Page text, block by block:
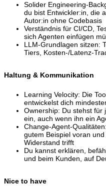
Solider Engineering-
du bist Entwickler:in, die
Autor:in ohne Codebasis
Verständnis für CI/CD,
sich Agenten einfügen
LLM-Grundlagen sitzen:
Tiers, Kosten-/Latenz-
Haltung & Kommunikation
Learning Velocity: Die
entwickelst dich
Ownership: Du stehst für
ein, auch wenn ihn ein
Change-Agent-
gutem Beispiel voran
Widerstand trifft
Du kannst erklären,
und beim Kunden, auf
Nice to have